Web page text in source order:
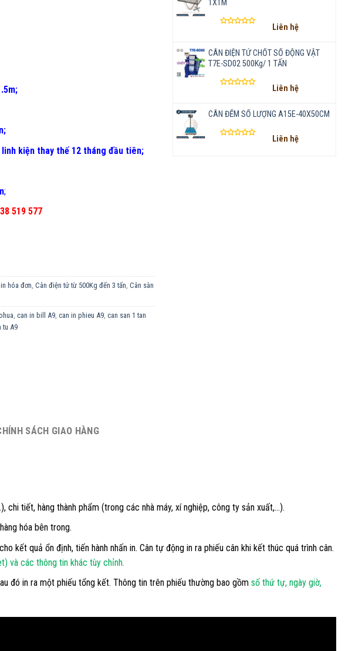
;
linh kiện thay thế 12 tháng đầu tiên;
;
519 577
hóa đơn, Cân điện tử từ 500Kg đến 3 tấn, Cân sàn
, can in bill A9, can in phieu A9, can san 1 tan
tu A9
1X1M
hạng
0
sao
Liên hệ
CÂN ĐIỆN TỬ CHỐT SỐ ĐỘNG VẬT
T7E-SD02 500Kg/ 1 TẤN
hạng
5
Liên hệ
CÂN ĐẾM SỐ LƯỢNG A15E-40X50CM
Liên hệ
SÁCH GIAO HÀNG
tiết, hàng thành phẩm (trong các nhà máy, xí nghiệp, công ty sản xuất,…).
hóa bên trong.
kết quả ổn định, tiến hành nhấn in. Cân tự động in ra phiếu cân khi kết thúc quá trình cân.
và các thông tin khác tùy chỉnh.
đó in ra một phiếu tổng kết. Thông tin trên phiếu thường bao gồm số thứ tự, ngày giờ,